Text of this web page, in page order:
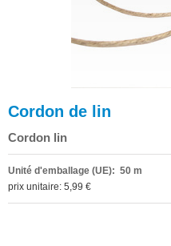
Cordon de lin
Cordon lin
Unité d'emballage (UE): 50 m
prix unitaire: 5,99 €